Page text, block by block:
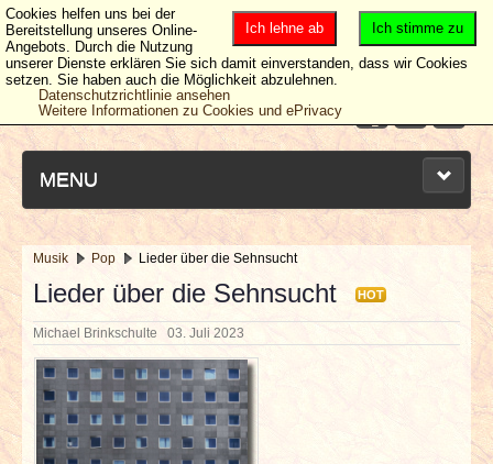
MENU
NEUESTE ARTIKEL
NEWS & DATES
BERICHTE
VERLOSUNGEN
Musik Pop Lieder über die Sehnsucht
Lieder über die Sehnsucht HOT
Michael Brinkschulte 03. Juli 2023
Ich stimme zu
Ich lehne ab
Cookies helfen uns bei der
Bereitstellung unseres Online-
Angebots. Durch die Nutzung
unserer Dienste erklären Sie sich damit einverstanden, dass wir Cookies
setzen. Sie haben auch die Möglichkeit abzulehnen.
Datenschutzrichtlinie ansehen
Weitere Informationen zu Cookies und ePrivacy